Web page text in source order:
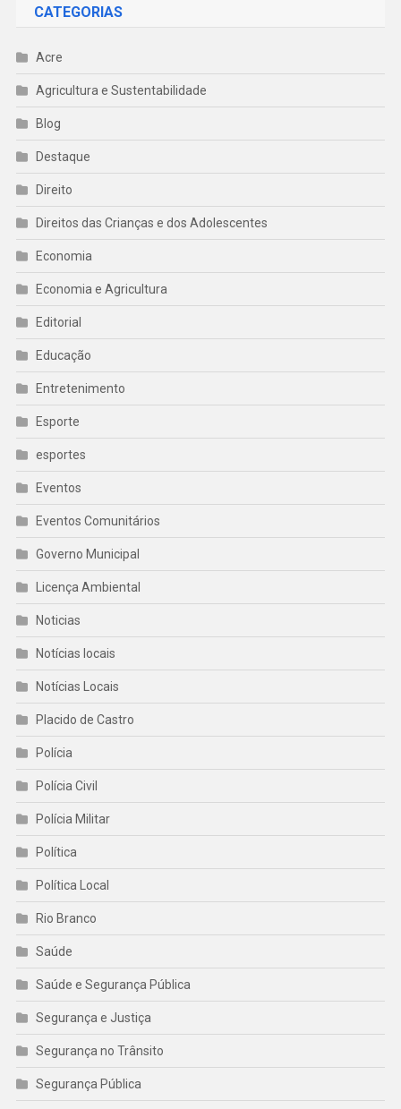
CATEGORIAS
Acre
Agricultura e Sustentabilidade
Blog
Destaque
Direito
Direitos das Crianças e dos Adolescentes
Economia
Economia e Agricultura
Editorial
Educação
Entretenimento
Esporte
esportes
Eventos
Eventos Comunitários
Governo Municipal
Licença Ambiental
Noticias
Notícias locais
Notícias Locais
Placido de Castro
Polícia
Polícia Civil
Polícia Militar
Política
Política Local
Rio Branco
Saúde
Saúde e Segurança Pública
Segurança e Justiça
Segurança no Trânsito
Segurança Pública